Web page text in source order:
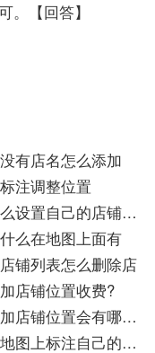
。【回答】
有店名怎么添加
注调整位置
设置自己的店铺定
么在地图上面有
铺列表怎么删除店
店铺位置收费?
店铺位置会有哪些
图上标注自己的店